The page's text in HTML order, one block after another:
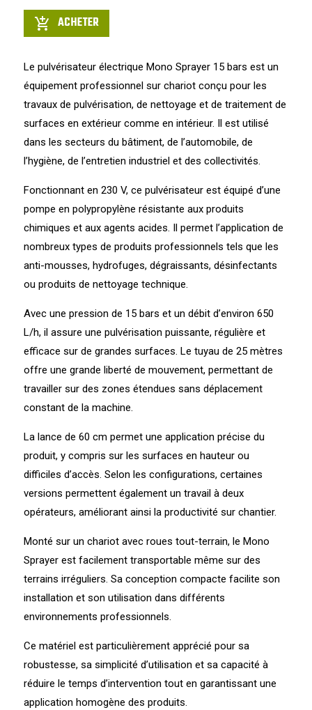
add_shopping_cart ACHETER
Le pulvérisateur électrique Mono Sprayer 15 bars est un
équipement professionnel sur chariot conçu pour les
travaux de pulvérisation, de nettoyage et de traitement de
surfaces en extérieur comme en intérieur. Il est utilisé
dans les secteurs du bâtiment, de l’automobile, de
l’hygiène, de l’entretien industriel et des collectivités.
Fonctionnant en 230 V, ce pulvérisateur est équipé d’une
pompe en polypropylène résistante aux produits
chimiques et aux agents acides. Il permet l’application de
nombreux types de produits professionnels tels que les
anti-mousses, hydrofuges, dégraissants, désinfectants
ou produits de nettoyage technique.
Avec une pression de 15 bars et un débit d’environ 650
L/h, il assure une pulvérisation puissante, régulière et
efficace sur de grandes surfaces. Le tuyau de 25 mètres
offre une grande liberté de mouvement, permettant de
travailler sur des zones étendues sans déplacement
constant de la machine.
La lance de 60 cm permet une application précise du
produit, y compris sur les surfaces en hauteur ou
difficiles d’accès. Selon les configurations, certaines
versions permettent également un travail à deux
opérateurs, améliorant ainsi la productivité sur chantier.
Monté sur un chariot avec roues tout-terrain, le Mono
Sprayer est facilement transportable même sur des
terrains irréguliers. Sa conception compacte facilite son
installation et son utilisation dans différents
environnements professionnels.
Ce matériel est particulièrement apprécié pour sa
robustesse, sa simplicité d’utilisation et sa capacité à
réduire le temps d’intervention tout en garantissant une
application homogène des produits.